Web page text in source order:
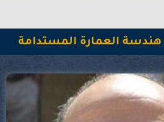
هندسة العمارة المستدامة